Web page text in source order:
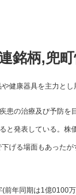
銘柄,兜
健康器具を主力とし
患の治療及び予防を
と発表している。株
げる場面もあった
年同期は1億0100